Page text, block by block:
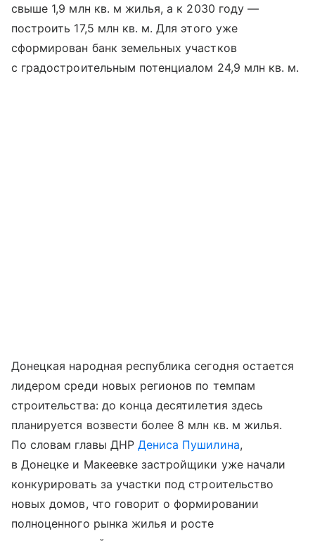
свыше 1,9 млн кв. м жилья, а к 2030 году —
построить 17,5 млн кв. м. Для этого уже
сформирован банк земельных участков
с градостроительным потенциалом 24,9 млн кв. м.
Донецкая народная республика сегодня остается
лидером среди новых регионов по темпам
строительства: до конца десятилетия здесь
планируется возвести более 8 млн кв. м жилья.
По словам главы ДНР Дениса Пушилина,
в Донецке и Макеевке застройщики уже начали
конкурировать за участки под строительство
новых домов, что говорит о формировании
полноценного рынка жилья и росте